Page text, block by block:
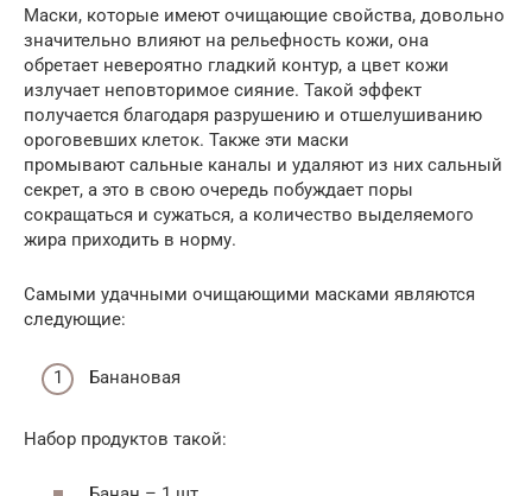
Маски, которые имеют очищающие свойства, довольно
значительно влияют на рельефность кожи, она
обретает невероятно гладкий контур, а цвет кожи
излучает неповторимое сияние. Такой эффект
получается благодаря разрушению и отшелушиванию
ороговевших клеток. Также эти маски
промывают сальные каналы и удаляют из них сальный
секрет, а это в свою очередь побуждает поры
сокращаться и сужаться, а количество выделяемого
жира приходить в норму.
Самыми удачными очищающими масками являются
следующие:
Банановая
Набор продуктов такой: